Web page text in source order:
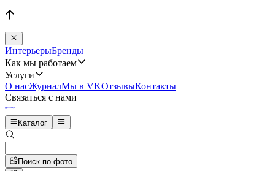
ИнтерьерыБренды
Как мы работаем
Услуги
О насЖурналМы в VKОтзывыКонтакты
Связаться с нами
Каталог
Поиск по фото